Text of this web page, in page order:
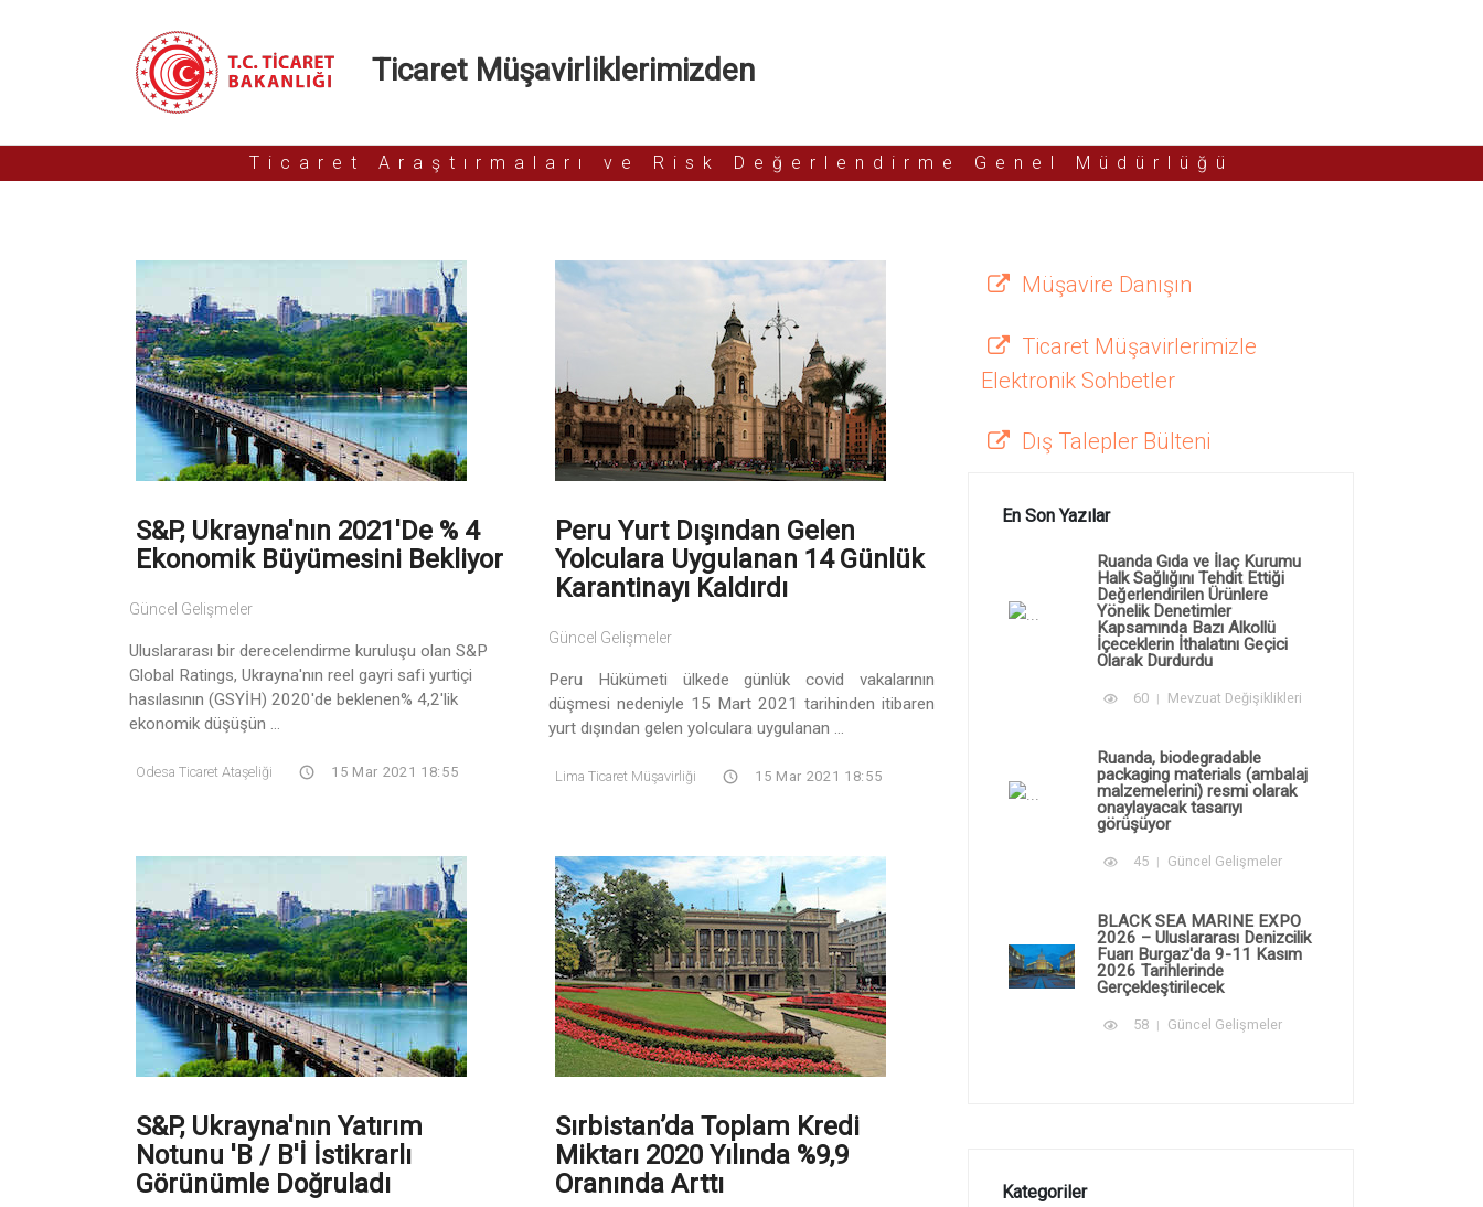
Ticaret Müşavirliklerimizden
Ticaret Araştırmaları ve Risk Değerlendirme Genel Müdürlüğü
S&P, Ukrayna'nın 2021'de % 4
Ekonomik Büyümesini Bekliyor
Güncel Gelişmeler
Uluslararası bir derecelendirme kuruluşu olan S&P
Global Ratings, Ukrayna'nın reel gayri safi yurtiçi
hasılasının (GSYİH) 2020'de beklenen% 4,2'lik
ekonomik düşüşün ...
Odesa Ticaret Ataşeliği 15 Mar 2021 18:55
Peru Yurt Dışından Gelen
Yolculara Uygulanan 14 Günlük
Karantinayı Kaldırdı
Güncel Gelişmeler
Peru Hükümeti ülkede günlük covid vakalarının
düşmesi nedeniyle 15 Mart 2021 tarihinden itibaren
yurt dışından gelen yolculara uygulanan ...
Lima Ticaret Müşavirliği 15 Mar 2021 18:55
S&P, Ukrayna'nın Yatırım
Notunu 'B / B'İ İstikrarlı
Görünümle Doğruladı
Sırbistan’da Toplam Kredi
Miktarı 2020 Yılında %9,9
Oranında Arttı
Müşavire Danışın
Ticaret Müşavirlerimizle
Elektronik Sohbetler
Dış Talepler Bülteni
En Son Yazılar
Ruanda Gıda ve İlaç Kurumu
Halk Sağlığını Tehdit Ettiği
Değerlendirilen Ürünlere
Yönelik Denetimler
Kapsamında Bazı Alkollü
İçeceklerin İthalatını Geçici
Olarak Durdurdu
60 Mevzuat Değişiklikleri
Ruanda, biodegradable
packaging materials (ambalaj
malzemelerini) resmi olarak
onaylayacak tasarıyı
görüşüyor
45 Güncel Gelişmeler
BLACK SEA MARINE EXPO
2026 – Uluslararası Denizcilik
Fuarı Burgaz'da 9-11 Kasım
2026 Tarihlerinde
Gerçekleştirilecek
58 Güncel Gelişmeler
Kategoriler